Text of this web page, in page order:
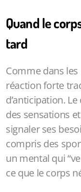
Quand le
tard
Comme dans
réaction forte
d’anticipation.
des sensations
signaler ses
compris des
un mental qui
ce que le corps